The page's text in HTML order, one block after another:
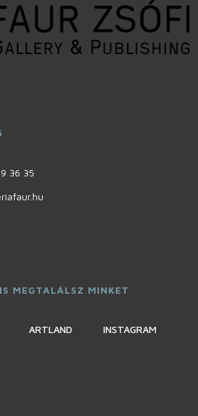
36 35
MEGTALÁLSZ MINKET
ARTLAND INSTAGRAM